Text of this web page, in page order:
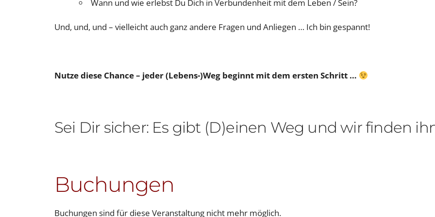
Wann und wie erlebst Du Dich in Verbundenheit mit dem Leben / Sein?
Und, und, und – vielleicht auch ganz andere Fragen und Anliegen … Ich bin gespannt!
Nutze diese Chance – jeder (Lebens-)Weg beginnt mit dem ersten Schritt …
Sei Dir sicher: Es gibt (D)einen Weg und wir finden
Buchungen
Buchungen sind für diese Veranstaltung nicht mehr möglich.